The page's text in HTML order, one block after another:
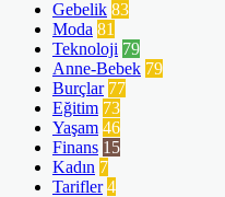
Gebelik 83
Moda 81
Teknoloji 79
Anne-Bebek 79
Burçlar 77
Eğitim 73
Yaşam 46
Finans 15
Kadın 7
Tarifler 4